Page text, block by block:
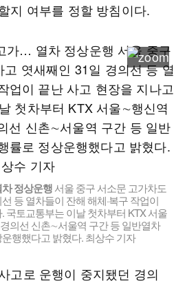
지 여부를 정할 방침이다.
정상운행서울 중구 서소문 고가차도
등 열차들이 잔해 해체·복구 작업이
국토교통부는 이날 첫차부터 KTX 서울
의선 신촌∼서울역 구간 등 일반열차
행했다고 밝혔다. 최상수 기자
고로 운행이 중지됐던 경의